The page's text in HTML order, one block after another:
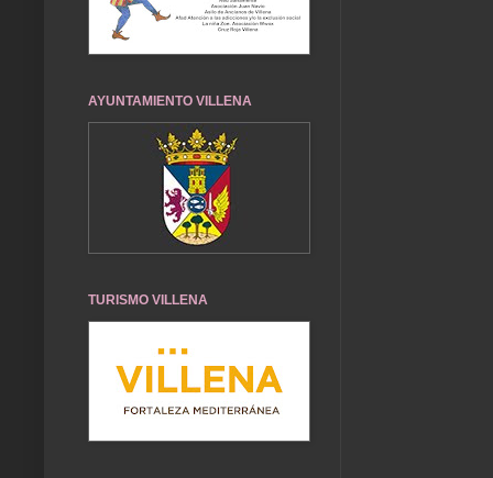
AYUNTAMIENTO VILLENA
TURISMO VILLENA